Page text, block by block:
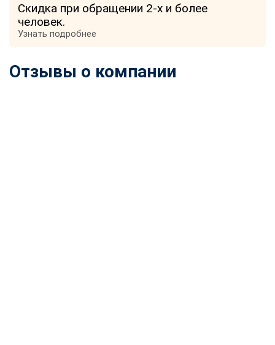
Скидка при обращении 2-х и более
человек.
Узнать подробнее
Отзывы о компании